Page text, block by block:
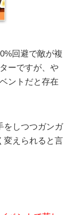
回避で敵が複
ーですが、や
ントだと存在
をしつつガンガ
変えられると言